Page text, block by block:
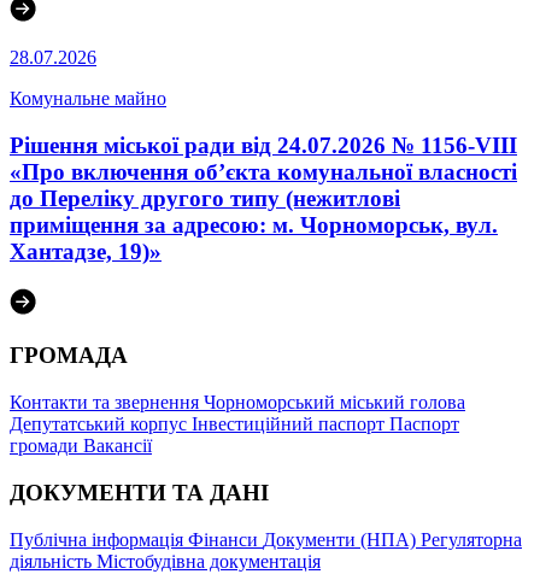
28.07.2026
Комунальне майно
Рішення міської ради від 24.07.2026 № 1156-VIII
«Про включення об’єкта комунальної власності
до Переліку другого типу (нежитлові
приміщення за адресою: м. Чорноморськ, вул.
Хантадзе, 19)»
ГРОМАДА
Контакти та звернення Чорноморський міський голова
Депутатський корпус Інвестиційний паспорт Паспорт
громади Вакансії
ДОКУМЕНТИ ТА ДАНІ
Публічна інформація Фінанси Документи (НПА) Регуляторна
діяльність Містобудівна документація